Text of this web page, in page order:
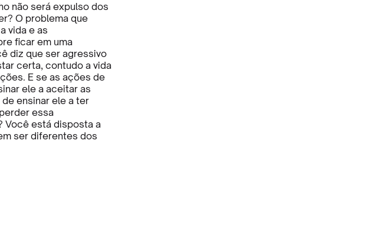
não será expulso dos
O problema que
vida e as
ficar em uma
diz que ser agressivo
certa, contudo a vida
E se as ações de
ele a aceitar as
ensinar ele a ter
essa
Você está disposta a
ser diferentes dos